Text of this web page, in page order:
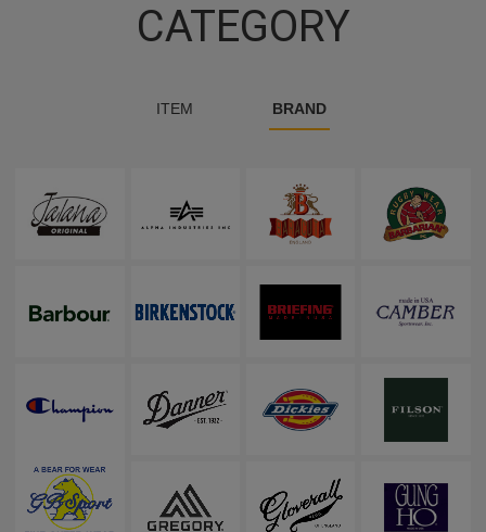
CATEGORY
ITEM BRAND